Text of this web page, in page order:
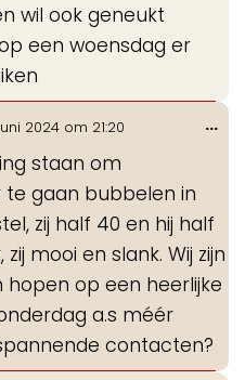
wil ook geneukt
een woensdag er
2024 om 21:20
staan om
gaan bubbelen in
zij half 40 en hij half
mooi en slank. Wij zijn
hopen op een heerlijke
a.s méér
contacten?
...